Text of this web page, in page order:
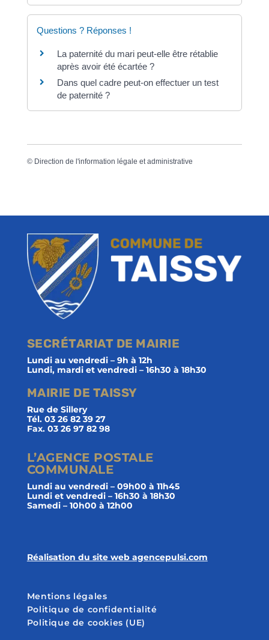
Questions ? Réponses !
La paternité du mari peut-elle être rétablie
après avoir été écartée ?
Dans quel cadre peut-on effectuer un test
de paternité ?
© Direction de l'information légale et administrative
SECRÉTARIAT DE MAIRIE
Lundi au vendredi – 9h à 12h
Lundi, mardi et vendredi – 16h30 à 18h30
MAIRIE DE TAISSY
Rue de Sillery
Tél. 03 26 82 39 27
Fax. 03 26 97 82 98
L’AGENCE POSTALE
COMMUNALE
Lundi au vendredi – 09h00 à 11h45
Lundi et vendredi – 16h30 à 18h30
Samedi – 10h00 à 12h00
Réalisation du site web agencepulsi.com
Mentions légales
Politique de confidentialité
Politique de cookies (UE)